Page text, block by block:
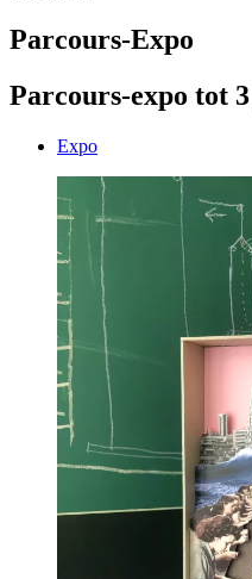
Parcours-Expo
Parcours-expo tot
Expo